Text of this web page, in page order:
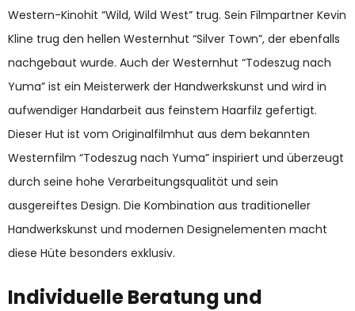
Western-Kinohit “Wild, Wild West” trug. Sein Filmpartner Kevin
Kline trug den hellen Westernhut “Silver Town”, der ebenfalls
nachgebaut wurde. Auch der Westernhut “Todeszug nach
Yuma” ist ein Meisterwerk der Handwerkskunst und wird in
aufwendiger Handarbeit aus feinstem Haarfilz gefertigt.
Dieser Hut ist vom Originalfilmhut aus dem bekannten
Westernfilm “Todeszug nach Yuma” inspiriert und überzeugt
durch seine hohe Verarbeitungsqualität und sein
ausgereiftes Design. Die Kombination aus traditioneller
Handwerkskunst und modernen Designelementen macht
diese Hüte besonders exklusiv.
Individuelle Beratung und